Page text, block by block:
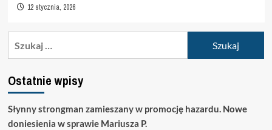
12 stycznia, 2026
Ostatnie wpisy
Słynny strongman zamieszany w promocję hazardu. Nowe
doniesienia w sprawie Mariusza P.